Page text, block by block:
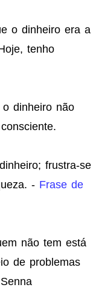
o dinheiro era a
tenho
dinheiro não
frustra-se
- Frase de
não tem está
de problemas